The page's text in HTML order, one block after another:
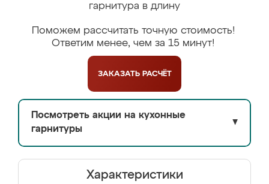
гарнитура в длину
Поможем рассчитать точную стоимость!
Ответим менее, чем за 15 минут!
ЗАКАЗАТЬ РАСЧЁТ
Посмотреть акции на кухонные
гарнитуры
▼
Характеристики